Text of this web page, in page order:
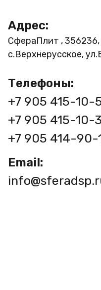
Адрес:
СфераПлит , 356236,
с.Верхнерусское,
Телефоны:
+7 905 415-10-
+7 905 415-10-
+7 905 414-90-
Email: